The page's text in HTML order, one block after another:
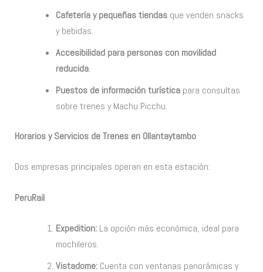
Cafetería y pequeñas tiendasque venden snacks
y bebidas.
Accesibilidad para personas con movilidad
reducida.
Puestos de información turísticapara consultas
sobre trenes y Machu Picchu.
Horarios y Servicios de Trenes en Ollantaytambo
Dos empresas principales operan en esta estación:
PeruRail
Expedition:La opción más económica, ideal para
mochileros.
Vistadome:Cuenta con ventanas panorámicas y